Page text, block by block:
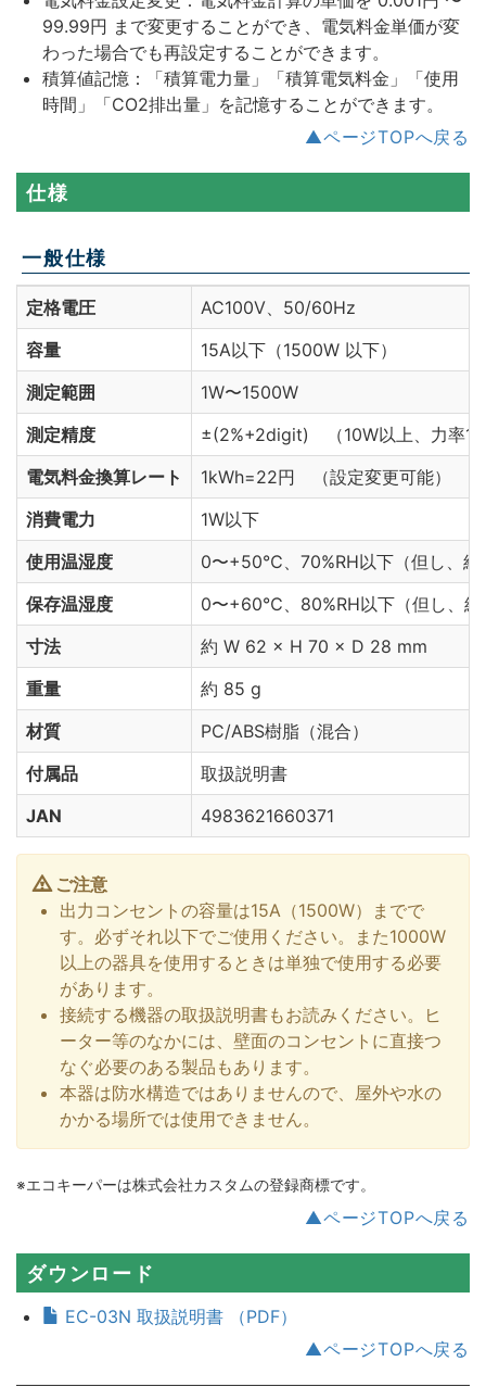
99.99円 まで変更することができ、電気料金単価が変
わった場合でも再設定することができます。
積算値記憶：「積算電力量」「積算電気料金」「使用
時間」「CO2排出量」を記憶することができます。
▲ページTOPへ戻る
仕様
一般仕様
定格電圧
AC100V、50/60Hz
容量
15A以下（1500W 以下）
測定範囲
1W〜1500W
測定精度
±(2%+2digit) （10W以上、力率1
電気料金換算レート
1kWh=22円 （設定変更可能）
消費電力
1W以下
使用温湿度
0〜+50℃、70%RH以下（但し、結
保存温湿度
0〜+60℃、80%RH以下（但し、結
寸法
約 W 62 × H 70 × D 28 mm
重量
約 85 g
材質
PC/ABS樹脂（混合）
付属品
取扱説明書
JAN
4983621660371
ご注意
出力コンセントの容量は15A（1500W）までで
す。必ずそれ以下でご使用ください。また1000W
以上の器具を使用するときは単独で使用する必要
があります。
接続する機器の取扱説明書もお読みください。ヒ
ーター等のなかには、壁面のコンセントに直接つ
なぐ必要のある製品もあります。
本器は防水構造ではありませんので、屋外や水の
かかる場所では使用できません。
※エコキーパーは株式会社カスタムの登録商標です。
▲ページTOPへ戻る
ダウンロード
EC-03N 取扱説明書 （PDF）
▲ページTOPへ戻る